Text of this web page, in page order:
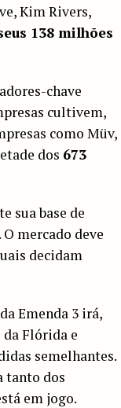
Kim Rivers,
138 milhões
chave
cultivem,
como Müv,
dos 673
sua base de
mercado deve
decidam
Emenda 3 irá,
Flórida e
semelhantes.
tanto dos
em jogo.